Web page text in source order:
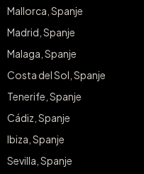
Mallorca, Spanje
Madrid, Spanje
Malaga, Spanje
Costa del Sol, Spanje
Tenerife, Spanje
Cádiz, Spanje
Ibiza, Spanje
Sevilla, Spanje